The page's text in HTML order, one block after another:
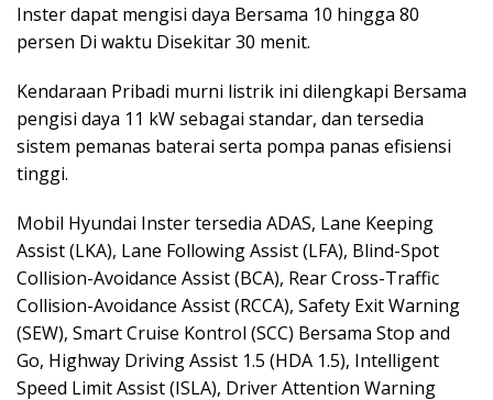
Inster dapat mengisi daya Bersama 10 hingga 80
persen Di waktu Disekitar 30 menit.
Kendaraan Pribadi murni listrik ini dilengkapi Bersama
pengisi daya 11 kW sebagai standar, dan tersedia
sistem pemanas baterai serta pompa panas efisiensi
tinggi.
Mobil Hyundai Inster tersedia ADAS, Lane Keeping
Assist (LKA), Lane Following Assist (LFA), Blind-Spot
Collision-Avoidance Assist (BCA), Rear Cross-Traffic
Collision-Avoidance Assist (RCCA), Safety Exit Warning
(SEW), Smart Cruise Kontrol (SCC) Bersama Stop and
Go, Highway Driving Assist 1.5 (HDA 1.5), Intelligent
Speed Limit Assist (ISLA), Driver Attention Warning